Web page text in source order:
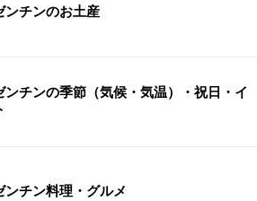
ンチンのお土産
ンチンの季節（気候・気温）・祝日・イ
ンチン料理・グルメ